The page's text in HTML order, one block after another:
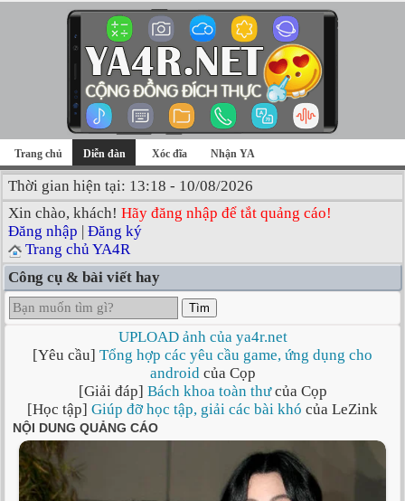
Trang chủ Diễn đàn Xóc đĩa Nhận YA
Thời gian hiện tại: 13:18 - 10/08/2026
Xin chào, khách! Hãy đăng nhập để tắt quảng cáo!
Đăng nhập | Đăng ký
Trang chủ YA4R
Công cụ & bài viết hay
Tìm
UPLOAD ảnh của ya4r.net
[Yêu cầu] Tổng hợp các yêu cầu game, ứng dụng cho
androidcủa Cọp
[Giải đáp] Bách khoa toàn thưcủa Cọp
[Học tập] Giúp đỡ học tập, giải các bài khó của LeZink